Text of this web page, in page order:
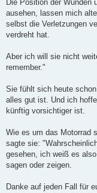
Die Position der Wunden
ausehen, lassen mich
selbst die Verletzungen
verdreht hat.
Aber ich will sie nicht
remember."
Sie fühlt sich heute
alles gut ist. Und ich
künftig vorsichtiger ist.
Wie es um das Motorrad
sagte sie:
gesehen, ich weiß es
sagen oder zeigen.
Danke auf jeden Fall für